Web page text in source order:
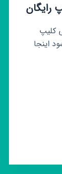
رایگان
کلیپ
اینجا